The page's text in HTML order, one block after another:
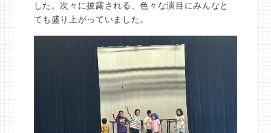
した。次々に披露される、色々な演目にみんなと
ても盛り上がっていました。